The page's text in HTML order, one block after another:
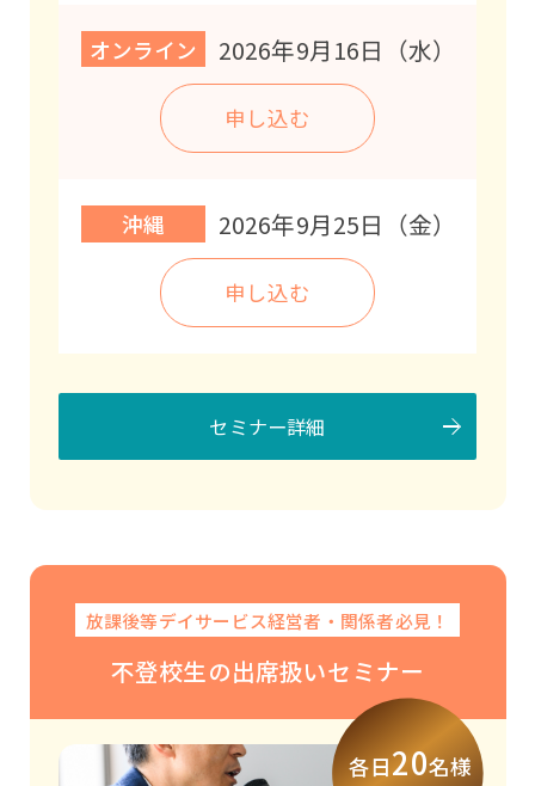
オンライン 2026年9月16日（水）
申し込む
沖縄 2026年9月25日（金）
申し込む
福岡 2026年10月8日（木）
申し込む
熊本 2026年10月9日（金）
申し込む
オンライン 2026年10月21日（水）
セミナー詳細
放課後等デイサービス経営者・関係者必見！
不登校生の出席扱いセミナー
各日20名様